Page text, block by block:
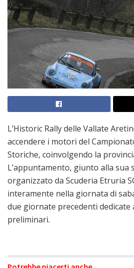
L’Historic Rally delle Vallate
accendere i motori del
Storiche, coinvolgendo la
L’appuntamento, giunto alla sua
organizzato da Scuderia Etruria
interamente nella giornata di
due giornate precedenti dedicate
preliminari.